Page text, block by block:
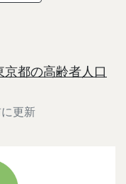
都の高齢者人口
更新